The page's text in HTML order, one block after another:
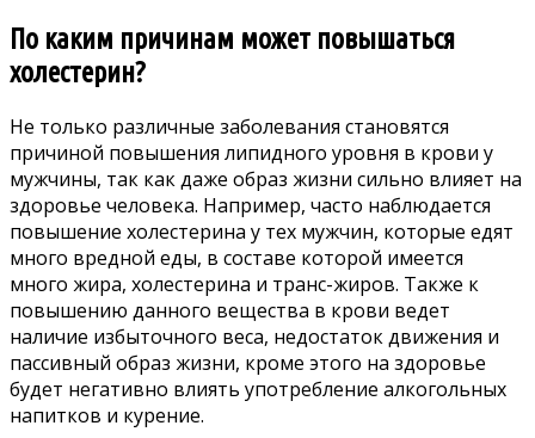
По каким причинам может повышаться
холестерин?
Не только различные заболевания становятся
причиной повышения липидного уровня в крови у
мужчины, так как даже образ жизни сильно влияет на
здоровье человека. Например, часто наблюдается
повышение холестерина у тех мужчин, которые едят
много вредной еды, в составе которой имеется
много жира, холестерина и транс-жиров. Также к
повышению данного вещества в крови ведет
наличие избыточного веса, недостаток движения и
пассивный образ жизни, кроме этого на здоровье
будет негативно влиять употребление алкогольных
напитков и курение.